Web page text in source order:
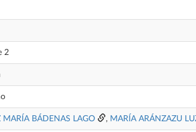
2
MARÍA BÁDENAS LAGO , MARÍA ARÁNZAZU